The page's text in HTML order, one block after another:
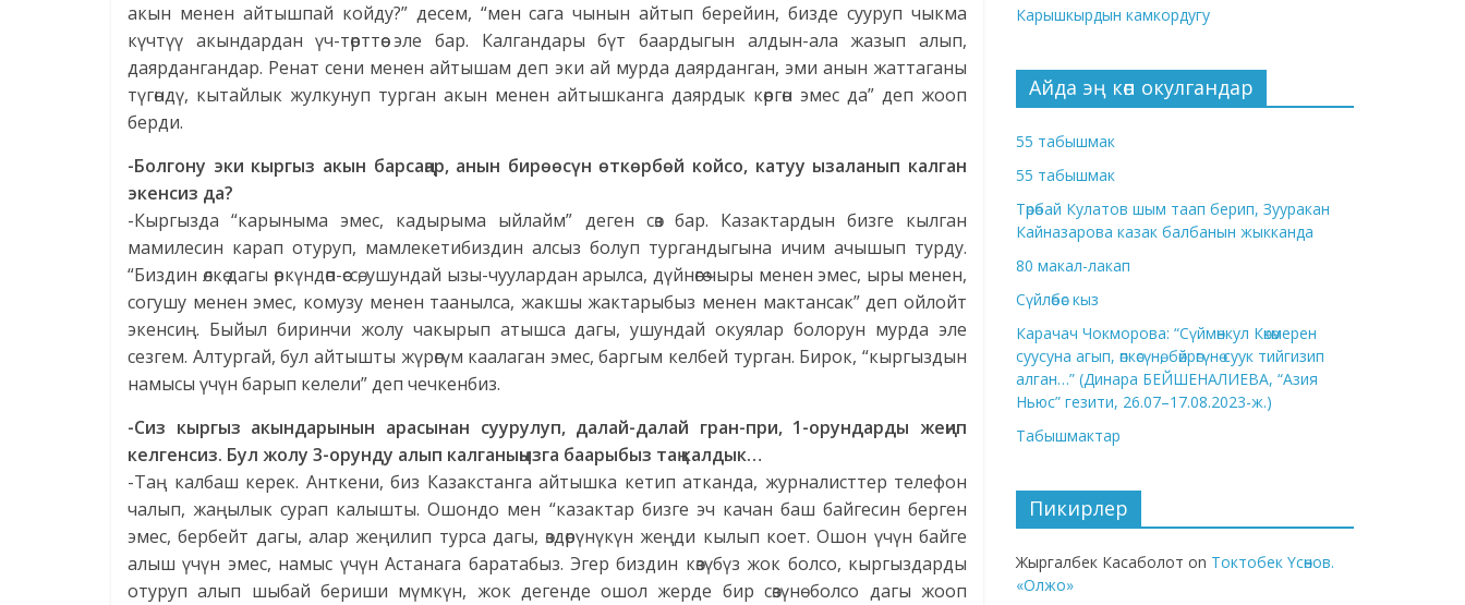
акын менен айтышпай койду?” десем, “мен сага чынын айтып берейин, бизде сууруп чыкма
күчтүү акындардан үч-төрттөө эле бар. Калгандары бүт баардыгын алдын-ала жазып алып,
даярдангандар. Ренат сени менен айтышам деп эки ай мурда даярданган, эми анын жаттаганы
түгөндү, кытайлык жулкунуп турган акын менен айтышканга даярдык көргөн эмес да” деп жооп
берди.
-Болгону эки кыргыз акын барсаңар, анын бирөөсүн өткөрбөй койсо, катуу ызаланып калган
экенсиз да?
-Кыргызда “карыныма эмес, кадырыма ыйлайм” деген сөз бар. Казактардын бизге кылган
мамилесин карап отуруп, мамлекетибиздин алсыз болуп тургандыгына ичим ачышып турду.
“Биздин өлкө дагы өркүндөп-өссө, ушундай ызы-чуулардан арылса, дүйнөгө чыры менен эмес, ыры менен,
согушу менен эмес, комузу менен таанылса, жакшы жактарыбыз менен мактансак” деп ойлойт
экенсиң. Быйыл биринчи жолу чакырып атышса дагы, ушундай окуялар болорун мурда эле
сезгем. Алтургай, бул айтышты жүрөгүм каалаган эмес, баргым келбей турган. Бирок, “кыргыздын
намысы үчүн барып келели” деп чечкенбиз.
-Сиз кыргыз акындарынын арасынан суурулуп, далай-далай гран-при, 1-орундарды жеңип
келгенсиз. Бул жолу 3-орунду алып калганыңызга баарыбыз таң калдык…
-Таң калбаш керек. Анткени, биз Казакстанга айтышка кетип атканда, журналисттер телефон
чалып, жаңылык сурап калышты. Ошондо мен “казактар бизге эч качан баш байгесин берген
эмес, бербейт дагы, алар жеңилип турса дагы, өздөрүнүкүн жеңди кылып коет. Ошон үчүн байге
алыш үчүн эмес, намыс үчүн Астанага баратабыз. Эгер биздин көзүбүз жок болсо, кыргыздарды
отуруп алып шыбай бериши мүмкүн, жок дегенде ошол жерде бир сөзүнө болсо дагы жооп
Карышкырдын камкордугу
Айда эң көп окулгандар
55 табышмак
55 табышмак
Төрөбай Кулатов шым таап берип, Зууракан
Кайназарова казак балбанын жыкканда
80 макал-лакап
Сүйлөбөс кыз
Карачач Чокморова: “Сүймөнкул Көкөмерен
суусуна агып, өпкөсүнө, бөйрөгүнө суук тийгизип
алган…” (Динара БЕЙШЕНАЛИЕВА, “Азия
Ньюс” гезити, 26.07–17.08.2023-ж.)
Табышмактар
Пикирлер
Жыргалбек Касаболот on Токтобек Үсөнов.
«Олжо»